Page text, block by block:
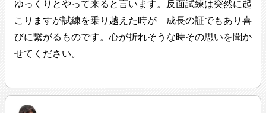
ゆっくりとやって来ると言います。反面試練は突然に起
こりますが試練を乗り越えた時が 成長の証でもあり喜
びに繋がるものです。心が折れそうな時その思いを聞か
せてください。